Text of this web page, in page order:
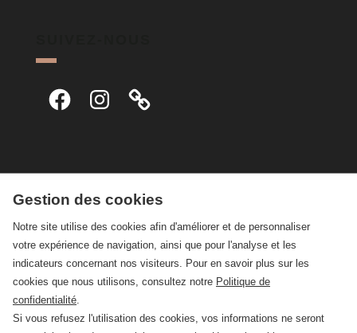
FacebookInstagram
Gestion des cookies
Notre site utilise des cookies afin d'améliorer et de personnaliser
votre expérience de navigation, ainsi que pour l'analyse et les
indicateurs concernant nos visiteurs. Pour en savoir plus sur les
cookies que nous utilisons, consultez notre Politique de
confidentialité
Si vous refusez l'utilisation des cookies, vos informations ne seront